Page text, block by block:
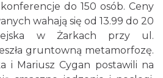
do 150 osób. Ceny
wahają się od 13.99 do 20
w Żarkach przy ul.
gruntowną metamorfozę.
i Mariusz Cygan postawili na